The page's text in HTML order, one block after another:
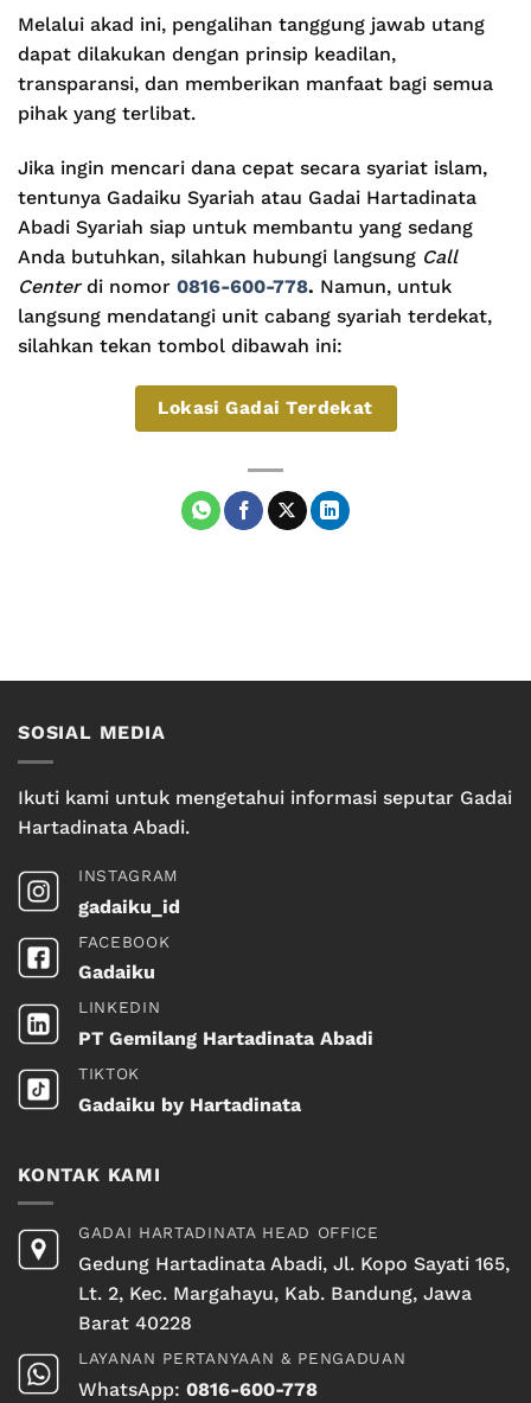
Melalui akad ini, pengalihan tanggung jawab utang
dapat dilakukan dengan prinsip keadilan,
transparansi, dan memberikan manfaat bagi semua
pihak yang terlibat.
Jika ingin mencari dana cepat secara syariat islam,
tentunya Gadaiku Syariah atau Gadai Hartadinata
Abadi Syariah siap untuk membantu yang sedang
Anda butuhkan, silahkan hubungi langsung Call
Centerdi nomor 0816-600-778. Namun, untuk
langsung mendatangi unit cabang syariah terdekat,
silahkan tekan tombol dibawah ini:
Lokasi Gadai Terdekat
SOSIAL MEDIA
Ikuti kami untuk mengetahui informasi seputar Gadai
Hartadinata Abadi.
INSTAGRAM
gadaiku_id
FACEBOOK
Gadaiku
LINKEDIN
PT Gemilang Hartadinata Abadi
TIKTOK
Gadaiku by Hartadinata
KONTAK KAMI
GADAI HARTADINATA HEAD OFFICE
Gedung Hartadinata Abadi, Jl. Kopo Sayati 165,
Lt. 2, Kec. Margahayu, Kab. Bandung, Jawa
Barat 40228
LAYANAN PERTANYAAN & PENGADUAN
WhatsApp: 0816-600-778